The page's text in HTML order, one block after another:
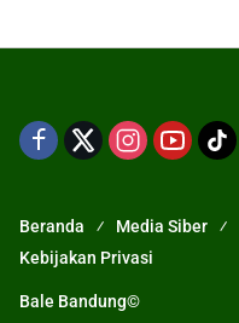
Beranda Media Siber
Kebijakan Privasi
Bale Bandung©